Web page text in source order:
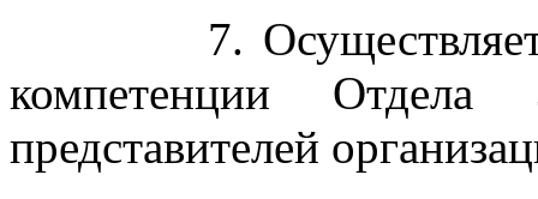
7. Осуществляет
компетенции
представителей